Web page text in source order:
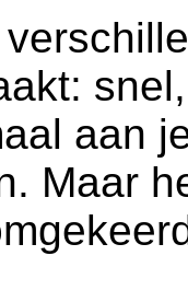
aan
Maar